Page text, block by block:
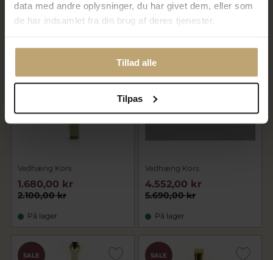
data med andre oplysninger, du har givet dem, eller som
de har indsamlet fra din brug af deres tjenester.
Tillad alle
Tilpas
På fjernlager På lager
Vedhæng Kors
2.100,00 kr
1.680,00 kr
På lager
SALE
Vedhæng Kors
5.690,00 kr
4.552,00 kr
På lager
SALE SALE